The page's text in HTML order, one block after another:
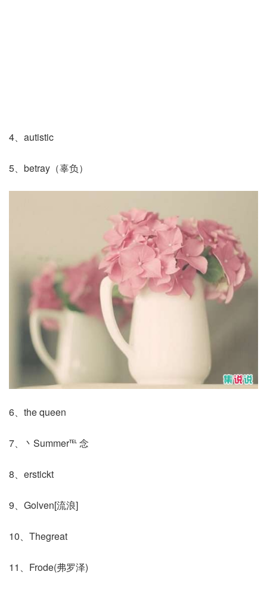
4、autistic
5、betray（辜负）
6、the queen
7、丶Summer℡ 念
8、erstickt
9、Golven[流浪]
10、Thegreat
11、Frode(弗罗泽)